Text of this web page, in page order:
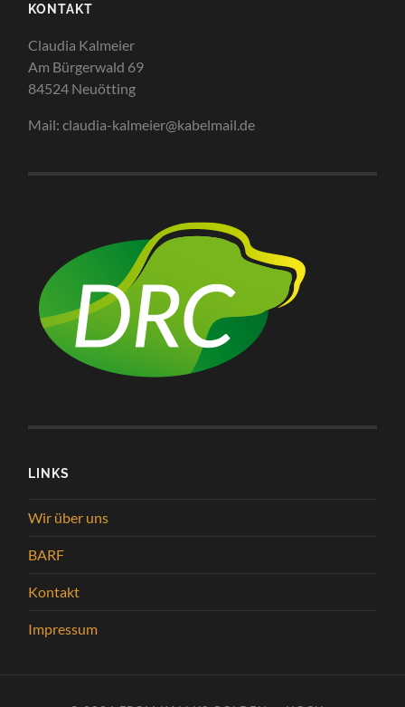
KONTAKT
Claudia Kalmeier
Am Bürgerwald 69
84524 Neuötting
Mail: claudia-kalmeier@kabelmail.de
LINKS
Wir über uns
BARF
Kontakt
Impressum